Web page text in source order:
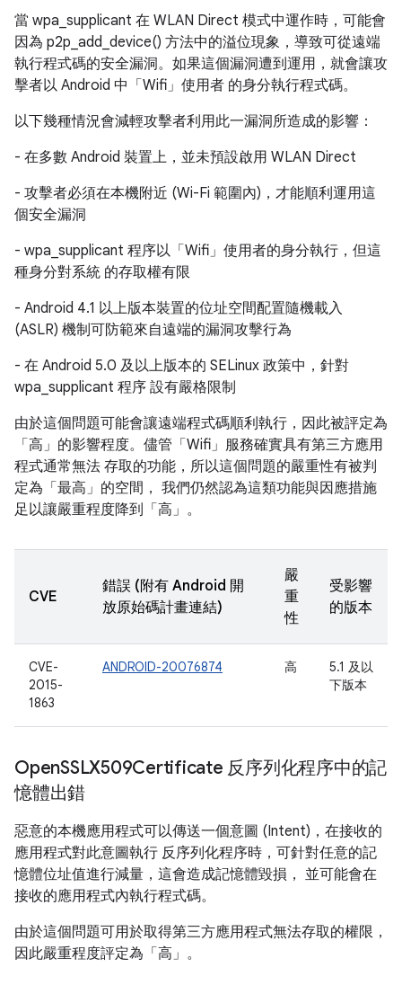
當 wpa_supplicant 在 WLAN Direct 模式中運作時，可能會
因為 p2p_add_device() 方法中的溢位現象，導致可從遠端
執行程式碼的安全漏洞。如果這個漏洞遭到運用，就會讓攻
擊者以 Android 中「Wifi」使用者 的身分執行程式碼。
以下幾種情況會減輕攻擊者利用此一漏洞所造成的影響：
- 在多數 Android 裝置上，並未預設啟用 WLAN Direct
- 攻擊者必須在本機附近 (Wi-Fi 範圍內)，才能順利運用這
個安全漏洞
- wpa_supplicant 程序以「Wifi」使用者的身分執行，但這
種身分對系統 的存取權有限
- Android 4.1 以上版本裝置的位址空間配置隨機載入
(ASLR) 機制可防範來自遠端的漏洞攻擊行為
- 在 Android 5.0 及以上版本的 SELinux 政策中，針對
wpa_supplicant 程序 設有嚴格限制
由於這個問題可能會讓遠端程式碼順利執行，因此被評定為
「高」的影響程度。儘管「Wifi」服務確實具有第三方應用
程式通常無法 存取的功能，所以這個問題的嚴重性有被判
定為「最高」的空間， 我們仍然認為這類功能與因應措施
足以讓嚴重程度降到「高」。
CVE
錯誤 (附有 Android 開
放原始碼計畫連結)
嚴
重
性
受影響
的版本
CVE-
2015-
1863
ANDROID-20076874 高
5.1 及以
下版本
OpenSSLX509Certificate 反序列化程序中的記
憶體出錯
惡意的本機應用程式可以傳送一個意圖 (Intent)，在接收的
應用程式對此意圖執行 反序列化程序時，可針對任意的記
憶體位址值進行減量，這會造成記憶體毀損， 並可能會在
接收的應用程式內執行程式碼。
由於這個問題可用於取得第三方應用程式無法存取的權限，
因此嚴重程度評定為「高」。